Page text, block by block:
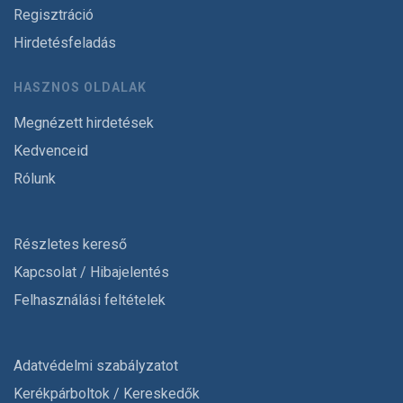
Regisztráció
Hirdetésfeladás
HASZNOS OLDALAK
Megnézett hirdetések
Kedvenceid
Rólunk
Részletes kereső
Kapcsolat / Hibajelentés
Felhasználási feltételek
Adatvédelmi szabályzatot
Kerékpárboltok / Kereskedők